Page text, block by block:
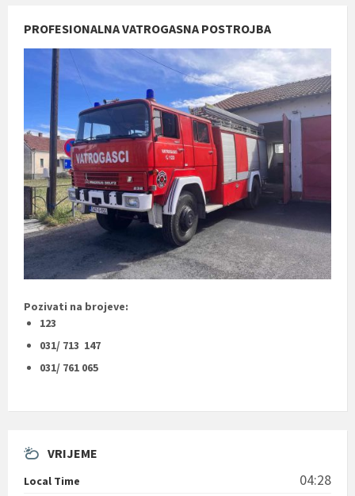
PROFESIONALNA VATROGASNA POSTROJBA
Pozivati na brojeve:
123
031/ 713 147
031/ 761 065
VRIJEME
Local Time 04:28